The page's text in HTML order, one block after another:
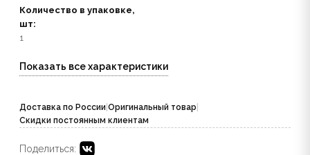
Количество в упаковке,
шт:
1
Показать все характеристики
Доставка по России Оригинальный товар
Скидки постоянным клиентам
Поделиться: